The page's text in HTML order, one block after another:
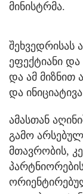
მინისტრმა.
შეხვედრისას
ეფექტიანი
და ამ მიზნით
და
ამასთან
გამო
მთავრობის,